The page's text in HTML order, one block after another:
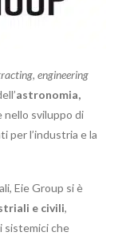
engineering
astronomia,
nello sviluppo di
per l’industria e la
Eie Group si è
e civili,
sistemici che